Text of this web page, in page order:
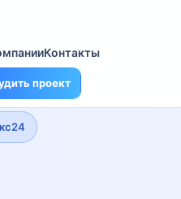
Контакты
проект